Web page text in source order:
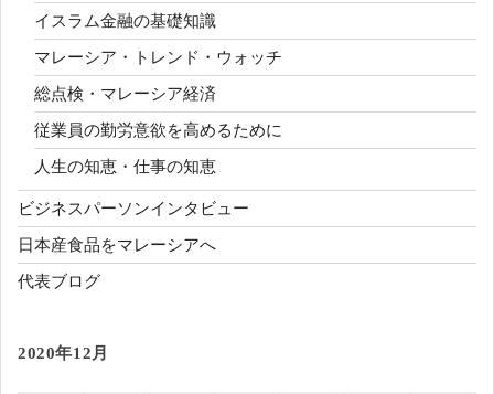
イスラム金融の基礎知識
マレーシア・トレンド・ウォッチ
総点検・マレーシア経済
従業員の勤労意欲を高めるために
人生の知恵・仕事の知恵
ビジネスパーソンインタビュー
日本産食品をマレーシアへ
代表ブログ
2020年12月